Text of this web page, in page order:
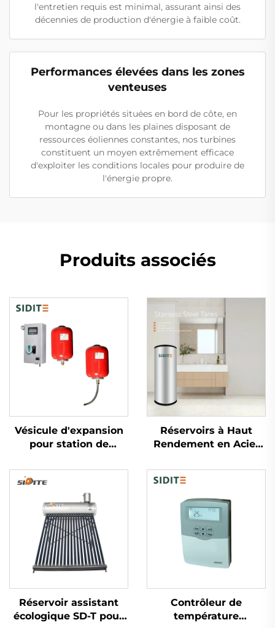
l'entretien requis est minimal, assurant ainsi des
décennies de production d'énergie à faible coût.
Performances élevées dans les zones
venteuses
Pour les propriétés situées en bord de côte, en
montagne ou dans les plaines disposant de
ressources éoliennes constantes, nos turbines
constituent un moyen extrêmement efficace
d'exploiter les conditions locales pour produire de
l'énergie propre.
Produits associés
Vésicule d'expansion
pour station de
extérieure, capacité
thermique 0.025
calculateur pour
systèmes à double
échangeur de chaleur,
plastique
Réservoirs à Haut
Rendement en Acier
SUS304/316/2205 pour
le Stockage d'Eau
Chaude avec Pompe à
Chaleur et Collecteur
Solaire
Réservoir assistant
écologique SD-T pour
Contrôleur de
température